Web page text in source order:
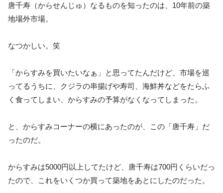
唐千寿（からせんじゅ）なるものを知ったのは、10年前の築
地場外市場。
なつかしい。笑
「からすみを買いたいなぁ」と思ってたんだけど、市場を巡
ってるうちに、クジラの串揚げや寿司、海鮮丼などをたらふ
く食ってしまい、からすみの予算がなくなってしまった。
と、からすみコーナーの横にあったのが、この「唐千寿」だ
ったのだ。
からすみは5000円以上してたけど、唐千寿は700円くらいだっ
たので、これをいくつか買って築地をあとにしたのだった。